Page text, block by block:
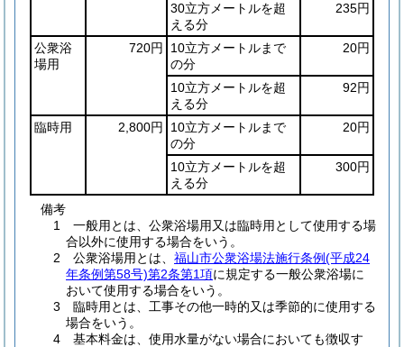
30立方メートルを超
える分
235円
公衆浴
場用
720円
10立方メートルまで
の分
20円
10立方メートルを超
える分
92円
臨時用 2,800円
10立方メートルまで
の分
20円
10立方メートルを超
える分
300円
備考
1 一般用とは、公衆浴場用又は臨時用として使用する場
合以外に使用する場合をいう。
2 公衆浴場用とは、 福山市公衆浴場法施行条例(平成24
年条例第58号)第2条第1項に規定する一般公衆浴場に
おいて使用する場合をいう。
3 臨時用とは、工事その他一時的又は季節的に使用する
場合をいう。
4 基本料金は、使用水量がない場合においても徴収す